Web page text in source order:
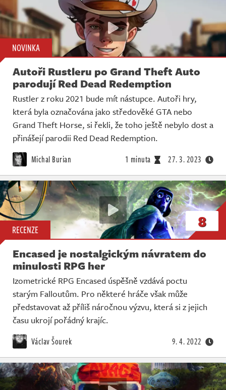
NOVINKA
Autoři Rustleru po Grand Theft Auto
parodují Red Dead Redemption
Rustler z roku 2021 bude mít nástupce. Autoři hry,
která byla označována jako středověké GTA nebo
Grand Theft Horse, si řekli, že toho ještě nebylo dost a
přinášejí parodii Red Dead Redemption.
Michal Burian 1 minuta 27. 3. 2023
RECENZE 8
Encased je nostalgickým návratem do
minulosti RPG her
Izometrické RPG Encased úspěšně vzdává poctu
starým Falloutům. Pro některé hráče však může
představovat až příliš náročnou výzvu, která si z jejich
času ukrojí pořádný krajíc.
Václav Šourek 9. 4. 2022